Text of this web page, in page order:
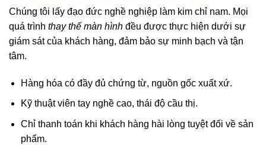
Chúng tôi lấy đạo đức nghề nghiệp làm kim chỉ nam. Mọi
quá trình thay thế màn hình đều được thực hiện dưới sự
giám sát của khách hàng, đảm bảo sự minh bạch và tận
tâm.
Hàng hóa có đầy đủ chứng từ, nguồn gốc xuất xứ.
Kỹ thuật viên tay nghề cao, thái độ cầu thị.
Chỉ thanh toán khi khách hàng hài lòng tuyệt đối về sản
phẩm.